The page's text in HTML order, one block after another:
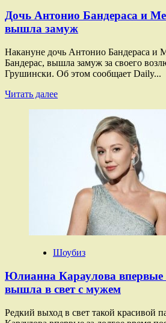
Дочь Антонио Бандераса и
вышла замуж
Накануне дочь Антонио Бандераса и
Бандерас, вышла замуж за своего
Грушински. Об этом сообщает Daily...
Читать далееПрочитать
Антонио
Бандераса
вышла
замуж
Шоубиз
Юлианна Караулова впервые
вышла в свет с мужем
Редкий выход в свет такой красивой